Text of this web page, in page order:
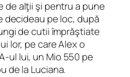
de alţii şi pentru a pune
decideau pe loc, după
de cutii împrăştiate
lor, pe care Alex o
lui, un Mio 550 pe
de la Luciana.